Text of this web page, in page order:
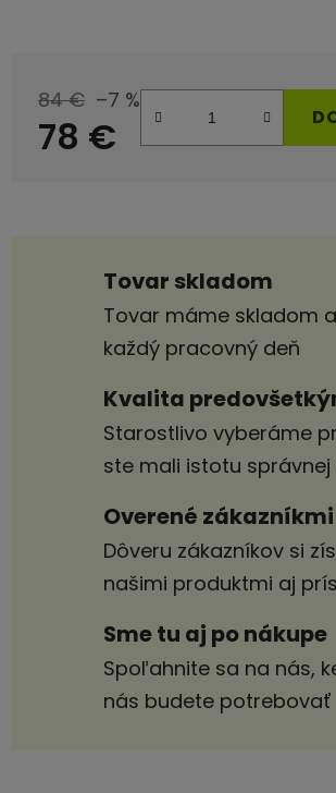
84 € –7 %
78 €
Tovar skladom
Tovar máme skladom
každý pracovný deň
Kvalita
Starostlivo vyberáme
ste mali istotu
Overené zákazníkmi
Dôveru zákazníkov si
našimi produktmi aj
Sme tu aj po nákupe
Spoľahnite sa na nás,
nás budete potrebovať